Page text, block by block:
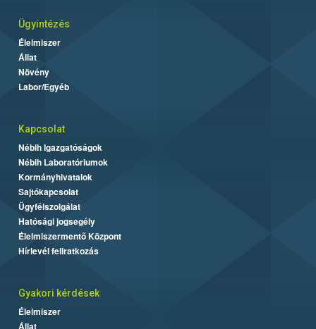
Ügyintézés
Élelmiszer
Állat
Növény
Labor/Egyéb
Kapcsolat
Nébih Igazgatóságok
Nébih Laboratóriumok
Kormányhivatalok
Sajtókapcsolat
Ügyfélszolgálat
Hatósági jogsegély
Élelmiszermentő Központ
Hírlevél feliratkozás
Gyakori kérdések
Élelmiszer
Állat